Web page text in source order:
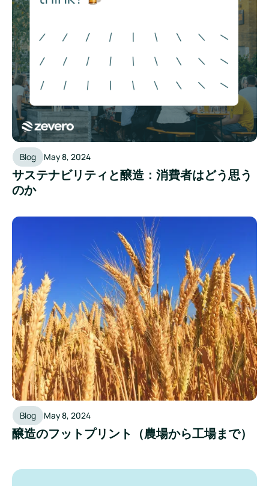
Blog May 8, 2024
サステナビリティと醸造：消費者はどう思う
のか
Blog May 8, 2024
醸造のフットプリント（農場から工場まで）
醸造のフットプリント（農場から工場まで）